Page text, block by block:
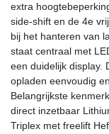
extra
side-shift en de 4e
bij het hanteren van
staat centraal met
een duidelijk display.
opladen eenvoudig
Belangrijkste
direct inzetbaar
Triplex met freelift